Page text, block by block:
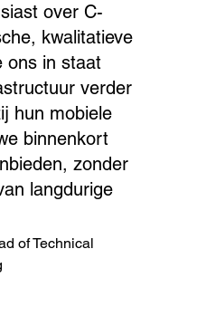
over C-
kwalitatieve
ons in staat
verder
hun mobiele
binnenkort
zonder
langdurige
of Technical